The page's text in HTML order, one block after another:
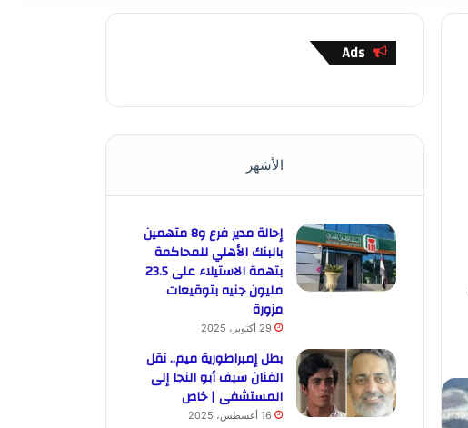
Ads
الأشهر
إحالة مدير فرع و8 متهمين
بالبنك الأهلي للمحاكمة
بتهمة الاستيلاء على 23.5
مليون جنيه بتوقيعات
مزورة
29 أكتوبر، 2025
بطل إمبراطورية ميم.. نقل
الفنان سيف أبو النجا إلى
المستشفى | خاص
16 أغسطس، 2025